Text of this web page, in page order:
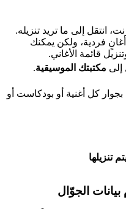
انتقل إلى ما تريد تنزيله.
فردية، ولكن يمكنك
قائمة الأغاني.
إلى مكتبتك الموسيقية.
كل أغنية أو بودكاست أو
تنزيلها
الجوّال